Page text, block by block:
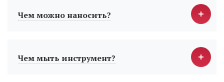
Чем можно наносить?
Чем мыть инструмент?